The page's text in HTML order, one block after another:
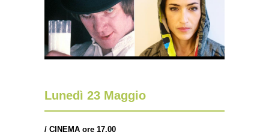
Lunedì 23 Maggio
/ CINEMA ore 17.00